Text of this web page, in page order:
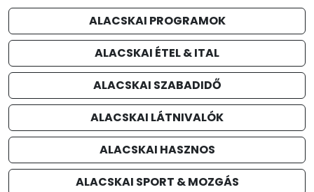
ALACSKAI PROGRAMOK
ALACSKAI ÉTEL & ITAL
ALACSKAI SZABADIDŐ
ALACSKAI LÁTNIVALÓK
ALACSKAI HASZNOS
ALACSKAI SPORT & MOZGÁS